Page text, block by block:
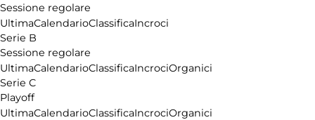
Sessione regolare
UltimaCalendarioClassificaIncroci
Serie B
Sessione regolare
UltimaCalendarioClassificaIncrociOrganici
Serie C
Playoff
UltimaCalendarioClassificaIncrociOrganici